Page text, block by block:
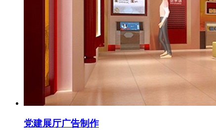
党建展厅广告制作